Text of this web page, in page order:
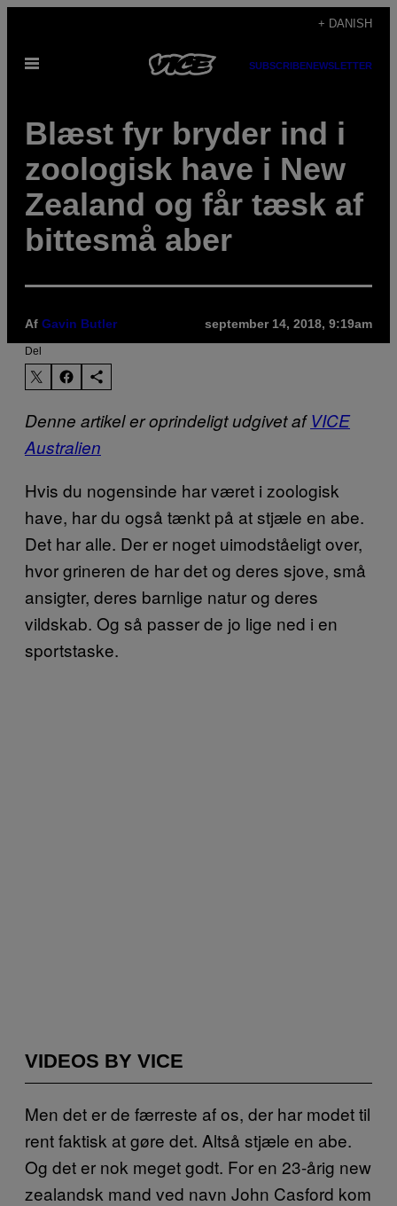
indhold
+ DANISH
Åbn
SUBSCRIBENEWSLETTER
Blæst fyr bryder ind i
zoologisk have i New
Zealand og får tæsk af
bittesmå aber
Af Gavin Butler september 14, 2018, 9:19am
Del
Denne artikel er oprindeligt udgivet afVICE
Australien
Hvis du nogensinde har været i zoologisk
have, har du også tænkt på at stjæle en abe.
Det har alle. Der er noget uimodståeligt over,
hvor grineren de har det og deres sjove, små
ansigter, deres barnlige natur og deres
vildskab. Og så passer de jo lige ned i en
sportstaske.
VIDEOS BY VICE
Men det er de færreste af os, der har modet til
rent faktisk at gøre det. Altså stjæle en abe.
Og det er nok meget godt. For en 23-årig new
zealandsk mand ved navn John Casford kom